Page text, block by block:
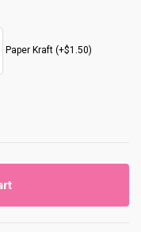
Paper Kraft (+$1.50)